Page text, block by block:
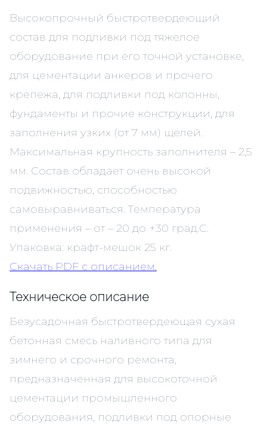
Высокопрочный быстротвердеющий
состав для подливки под тяжелое
оборудование при его точной установке,
для цементации анкеров и прочего
крепежа, для подливки под колонны,
фундаменты и прочие конструкции, для
заполнения узких (от 7 мм) щелей.
Максимальная крупность заполнителя – 2,5
мм. Состав обладает очень высокой
подвижностью, способностью
самовыравниваться. Температура
применения – от – 20 до +30 град.С.
Упаковка: крафт-мешок 25 кг.
Скачать PDF c описанием.
Техническое описание
Безусадочная быстротвердеющая сухая
бетонная смесь наливного типа для
зимнего и срочного ремонта,
предназначенная для высокоточной
цементации промышленного
оборудования, подливки под опорные